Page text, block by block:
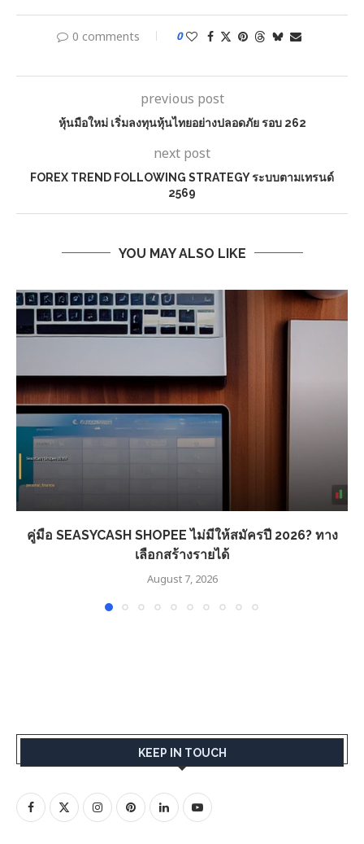
0 comments 0
previous post
หุ้นมือใหม่ เริ่มลงทุนหุ้นไทยอย่างปลอดภัย รอบ 262
next post
FOREX TREND FOLLOWING STRATEGY ระบบตามเทรนด์
2569
YOU MAY ALSO LIKE
คู่มือ SEASYCASH SHOPEE ไม่มีให้สมัครปี 2026? ทาง
เลือกสร้างรายได้
August 7, 2026
KEEP IN TOUCH